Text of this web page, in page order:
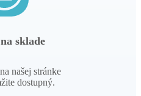
sklade
našej stránke
dostupný.